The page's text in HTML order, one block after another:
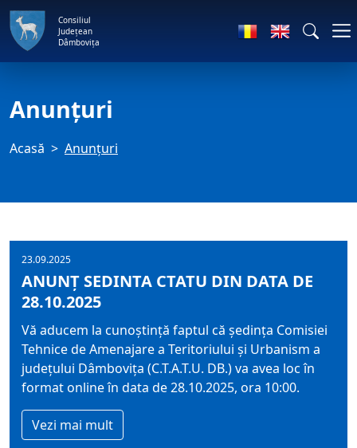
Consiliul
Județean
Dâmbovița
Anunţuri
Acasă Anunţuri
23.09.2025
ANUNȚ SEDINTA CTATU DIN DATA DE
28.10.2025
Vă aducem la cunoştinţă faptul că şedinţa Comisiei
Tehnice de Amenajare a Teritoriului şi Urbanism a
judeţului Dâmboviţa (C.T.A.T.U. DB.) va avea loc în
format online în data de 28.10.2025, ora 10:00.
Vezi mai mult